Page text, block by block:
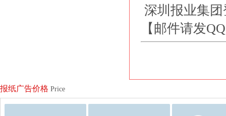
深圳报业集团
【邮件请发
报纸广告价格 Price